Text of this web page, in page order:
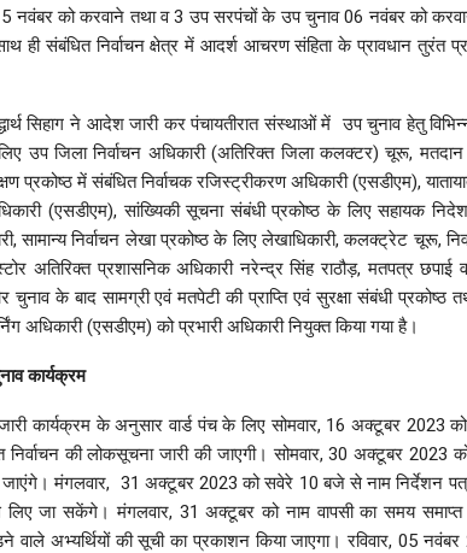
नवंबर को करवाने तथा व 3 उप सरपंचों के उप चुनाव 06 नवंबर को
ही संबंधित निर्वाचन क्षेत्र में आदर्श आचरण संहिता के प्रावधान तुरंत
सिहाग ने आदेश जारी कर पंचायतीरात संस्थाओं में उप चुनाव हेतु
उप जिला निर्वाचन अधिकारी (अतिरिक्त जिला कलक्टर) चूरू,
प्रकोष्ठ में संबंधित निर्वाचक रजिस्ट्रीकरण अधिकारी (एसडीएम),
(एसडीएम), सांख्यिकी सूचना संबंधी प्रकोष्ठ के लिए सहायक
सामान्य निर्वाचन लेखा प्रकोष्ठ के लिए लेखाधिकारी, कलक्ट्रेट चूरू,
अतिरिक्त प्रशासनिक अधिकारी नरेन्द्र सिंह राठौड़, मतपत्र
के बाद सामग्री एवं मतपेटी की प्राप्ति एवं सुरक्षा संबंधी प्रकोष्ठ
अधिकारी (एसडीएम) को प्रभारी अधिकारी नियुक्त किया गया है।
कार्यक्रम
कार्यक्रम के अनुसार वार्ड पंच के लिए सोमवार, 16 अक्टूबर 2023 को
निर्वाचन की लोकसूचना जारी की जाएगी। सोमवार, 30 अक्टूबर
मंगलवार, 31 अक्टूबर 2023 को सवेरे 10 बजे से नाम निर्देशन पत्रों
जा सकेंगे। मंगलवार, 31 अक्टूबर को नाम वापसी का समय समाप्त
अभ्यर्थियों की सूची का प्रकाशन किया जाएगा। रविवार, 05